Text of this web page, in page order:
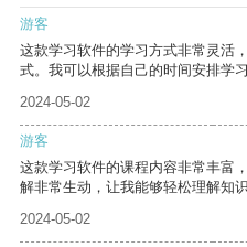
游客
这款学习软件的学习方式非常灵活
式。我可以根据自己的时间安排学习
2024-05-02
游客
这款学习软件的课程内容非常丰富
解非常生动，让我能够轻松理解知识
2024-05-02